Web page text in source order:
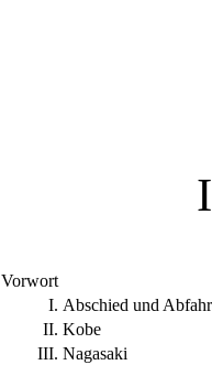
Vorwort
I. Abschied und
II. Kobe
III. Nagasaki